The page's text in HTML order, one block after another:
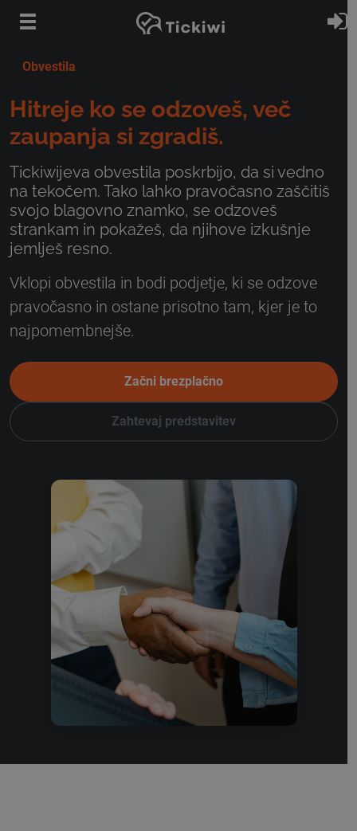
Preskoči na glavno vsebino
Obvestila
Hitreje ko se odzoveš, več
zaupanja si zgradiš.
Tickiwijeva obvestila poskrbijo, da si vedno
na tekočem. Tako lahko pravočasno zaščitiš
svojo blagovno znamko, se odzoveš
strankam in pokažeš, da njihove izkušnje
jemlješ resno.
Vklopi obvestila in bodi podjetje, ki se odzove
pravočasno in ostane prisotno tam, kjer je to
najpomembnejše.
Začni brezplačno
Zahtevaj predstavitev